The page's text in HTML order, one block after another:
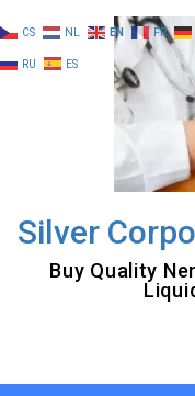
to
content
Silver
Buy Quality
CS NL EN FR
RU ES